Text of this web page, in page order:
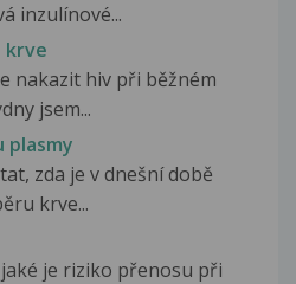
inzulínové...
krve
nakazit hiv při běžném
jsem...
plasmy
zda je v dnešní době
krve...
je riziko přenosu při